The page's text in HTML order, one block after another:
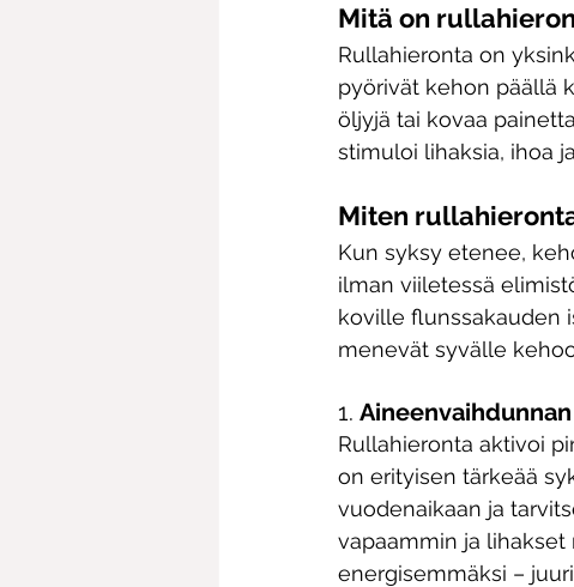
Mitä on
Rullahieronta on
pyörivät kehon päällä
öljyjä tai kovaa
stimuloi lihaksia, ihoa
Miten
Kun syksy etenee,
ilman viiletessä
koville flunssakauden
menevät syvälle
1.
Rullahieronta aktivoi
on erityisen tärkeää
vuodenaikaan ja
vapaammin ja
energisemmäksi –